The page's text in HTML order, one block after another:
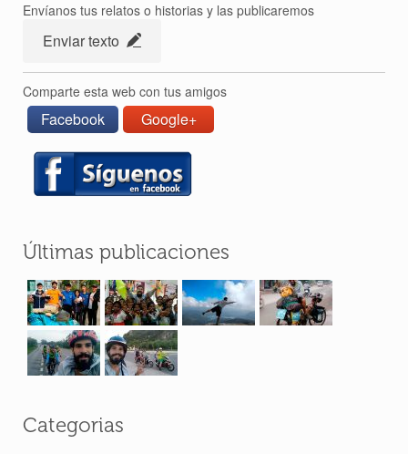
Envíanos tus relatos o historias y las publicaremos
Enviar texto
Comparte esta web con tus amigos
Facebook Google+
Últimas publicaciones
Categorias